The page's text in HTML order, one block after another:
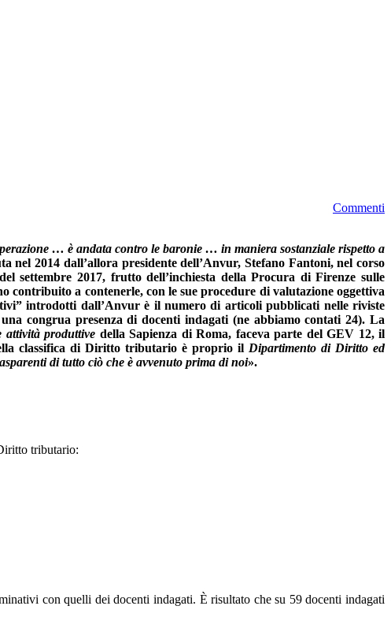
Commenti
… è andata contro le baronie … in maniera sostanziale rispetto a
nel 2014 dall’allora presidente dell’Anvur, Stefano Fantoni, nel corso
settembre 2017, frutto dell’inchiesta della Procura di Firenze sulle
a contenerle, con le sue procedure di valutazione oggettiva
introdotti dall’Anvur è il numero di articoli pubblicati nelle riviste
congrua presenza di docenti indagati (ne abbiamo contati 24). La
attività produttive della Sapienza di Roma, faceva parte del GEV 12, il
classifica di Diritto tributario è proprio il Dipartimento di Diritto ed
di tutto ciò che è avvenuto prima di noi».
tributario:
con quelli dei docenti indagati. È risultato che su 59 docenti indagati